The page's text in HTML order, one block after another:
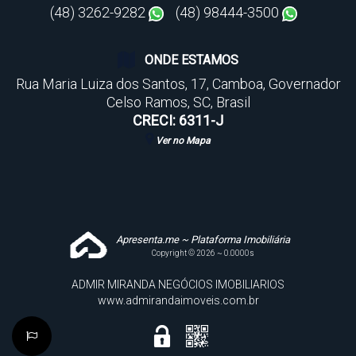
(48) 3262-9282 (48) 98444-3500
ONDE ESTAMOS
Rua Maria Luiza dos Santos, 17, Camboa, Governador
Celso Ramos, SC, Brasil
CRECI: 6311-J
Ver no Mapa
Apresenta.me ~ Plataforma Imobiliária
Copyright © 2026 ~ 0.0000s
ADMIR MIRANDA NEGÓCIOS IMOBILIARIOS
www.admirandaimoveis.com.br